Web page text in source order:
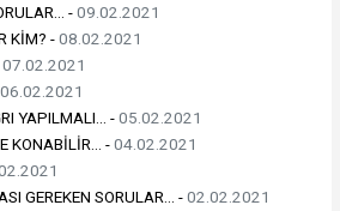
-09.02.2021
KİM? -08.02.2021
07.02.2021
06.02.2021
YAPILMALI... -05.02.2021
KONABİLİR... -04.02.2021
GEREKEN SORULAR... -02.02.2021